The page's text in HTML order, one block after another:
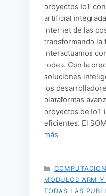
proyectos IoT
artificial
Internet de las
transformando la
interactuamos
rodea. Con la
soluciones
los
plataformas
proyectos de IoT
eficientes. El
más
CATEGORÍAS
MÓDULOS ARM
TODAS LAS